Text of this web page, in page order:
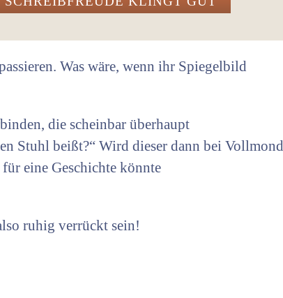
Was wäre, wenn ihr Spiegelbild
die scheinbar überhaupt
Stuhl beißt?“ Wird dieser dann bei Vollmond
für eine Geschichte könnte
ruhig verrückt sein!